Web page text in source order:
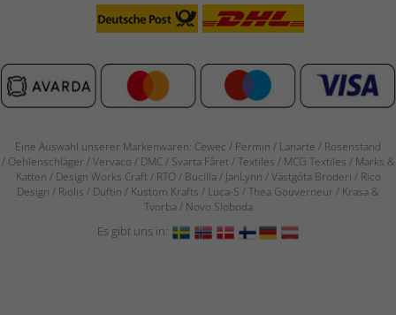
Eine Auswahl unserer Markenwaren: Cewec / Permin / Lanarte / Rosenstand
/ Oehlenschläger / Vervaco / DMC / Svarta Fåret / Textiles / MCG Textiles / Marks &
Katten / Design Works Craft / RTO / Bucilla / JanLynn / Västgöta Broderi / Rico
Design / Riolis / Duftin / Kustom Krafts / Luca-S / Thea Gouverneur / Krasa &
Tvorba / Novo Sloboda
Es gibt uns in: